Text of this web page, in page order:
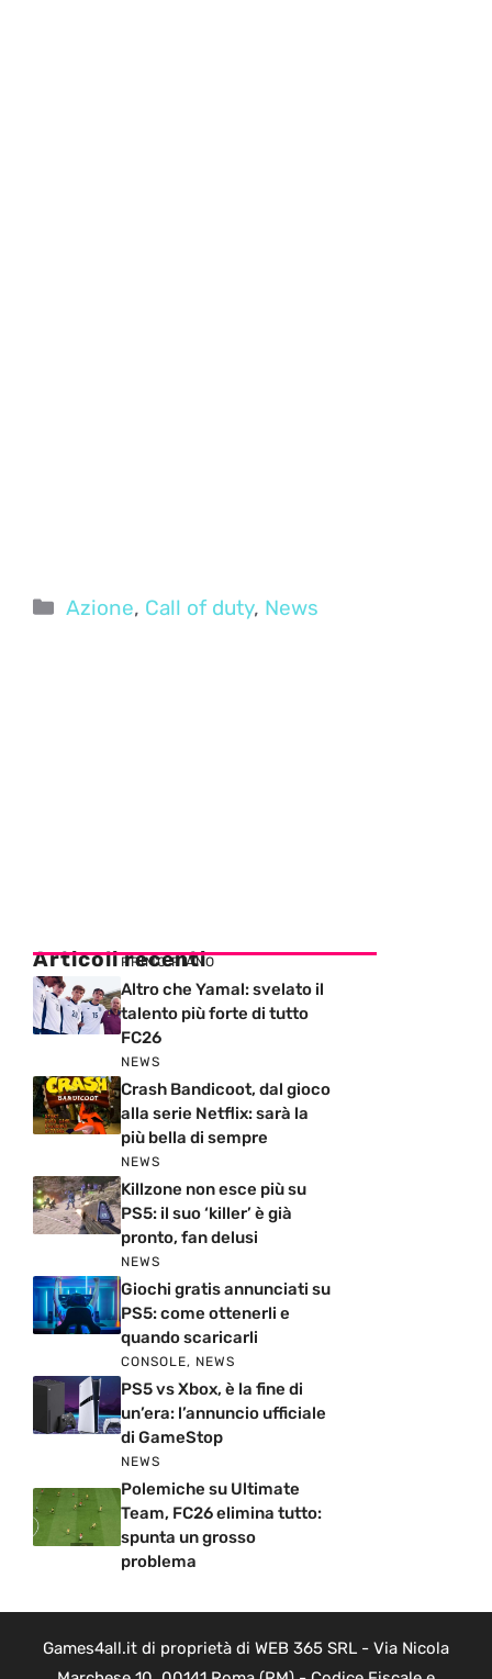
Categorie
Azione, Call of duty, News
Articoli recenti
PRIMO PIANO
Altro che Yamal: svelato il
talento più forte di tutto
FC26
NEWS
Crash Bandicoot, dal gioco
alla serie Netflix: sarà la
più bella di sempre
NEWS
Killzone non esce più su
PS5: il suo ‘killer’ è già
pronto, fan delusi
NEWS
Giochi gratis annunciati su
PS5: come ottenerli e
quando scaricarli
CONSOLE, NEWS
PS5 vs Xbox, è la fine di
un’era: l’annuncio ufficiale
di GameStop
NEWS
Polemiche su Ultimate
Team, FC26 elimina tutto:
spunta un grosso
problema
Games4all.it di proprietà di WEB 365 SRL - Via Nicola